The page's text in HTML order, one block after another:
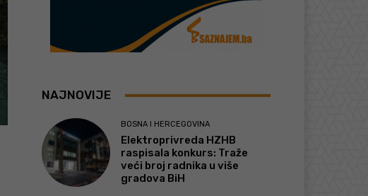
NAJNOVIJE
BOSNA I HERCEGOVINA
Elektroprivreda HZHB
raspisala konkurs: Traže
veći broj radnika u više
gradova BiH